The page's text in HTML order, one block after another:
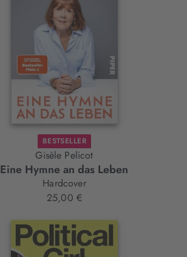
BESTSELLER
Gisèle Pelicot
Eine Hymne an das Leben
Hardcover
25,00 €